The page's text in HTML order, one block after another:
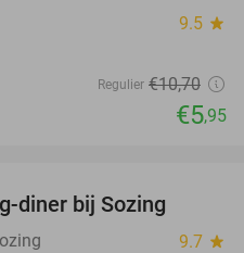
9.5 star
Regulier €10,70
€5,95
diner bij Sozing
9.7 star